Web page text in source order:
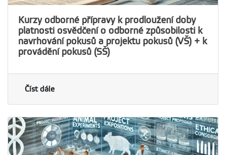
Kurzy odborné přípravy k prodloužení doby
platnosti osvědčení o odborné způsobilosti k
navrhování pokusů a projektu pokusů (VŠ) + k
provádění pokusů (SŠ)
Číst dále